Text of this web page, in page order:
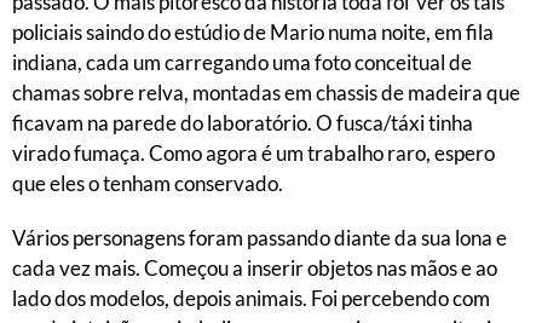
policiais saindo do estúdio de Mario numa noite, em fila
indiana, cada um carregando uma foto conceitual de
chamas sobre relva, montadas em chassis de madeira que
ficavam na parede do laboratório. O fusca/táxi tinha
virado fumaça. Como agora é um trabalho raro, espero
que eles o tenham conservado.
Vários personagens foram passando diante da sua lona e
cada vez mais. Começou a inserir objetos nas mãos e ao
lado dos modelos, depois animais. Foi percebendo com